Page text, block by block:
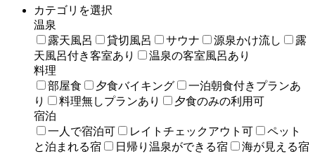
カテゴリを選択
温泉
露天風呂
貸切風呂 サウナ 源泉かけ流し
露
天風呂付き客室あり
温泉の客室風呂あり
料理
部屋食
夕食バイキング
一泊朝食付きプランあ
り
料理無しプランあり
夕食のみの利用可
宿泊
一人で宿泊可
レイトチェックアウト可
ペット
と泊まれる宿
日帰り温泉ができる宿
海が見える宿